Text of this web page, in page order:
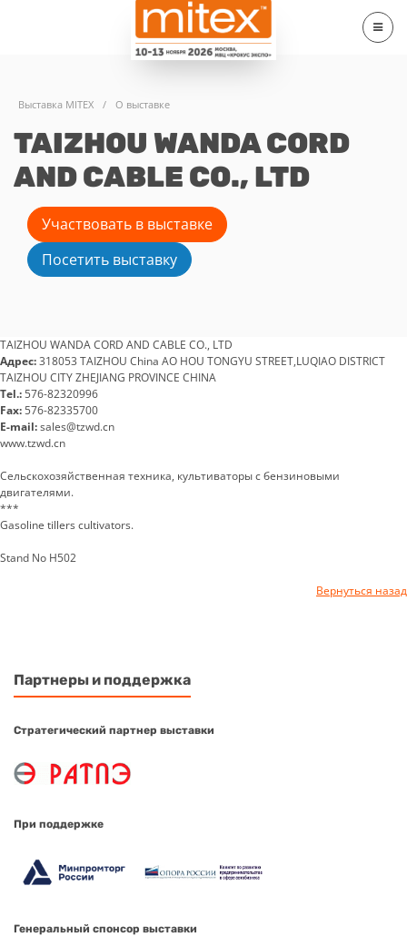
Выставка MITEX / О выставке
TAIZHOU WANDA CORD
AND CABLE CO., LTD
Участвовать в выставке
Посетить выставку
TAIZHOU WANDA CORD AND CABLE CO., LTD
Адрес:318053 TAIZHOU China AO HOU TONGYU STREET,LUQIAO DISTRICT
TAIZHOU CITY ZHEJIANG PROVINCE CHINA
Tel.: 576-82320996
Fax: 576-82335700
E-mail:sales@tzwd.cn
www.tzwd.cn
Сельскохозяйственная техника, культиваторы с бензиновыми
двигателями.
***
Gasoline tillers cultivators.
Stand No H502
Вернуться назад
Партнеры и поддержка
Стратегический партнер выставки
При поддержке
Генеральный спонсор выставки